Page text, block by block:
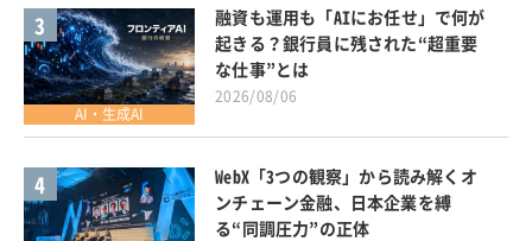
3
AI・生成AI
融資も運用も「AIにお任せ」で何が
起きる？銀行員に残された“超重要
な仕事”とは
2026/08/06
4
WebX「3つの観察」から読み解くオ
ンチェーン金融、日本企業を縛
る“同調圧力”の正体